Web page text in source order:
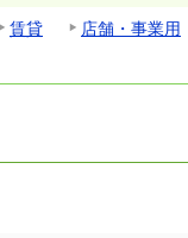
賃貸 店舗・事業用